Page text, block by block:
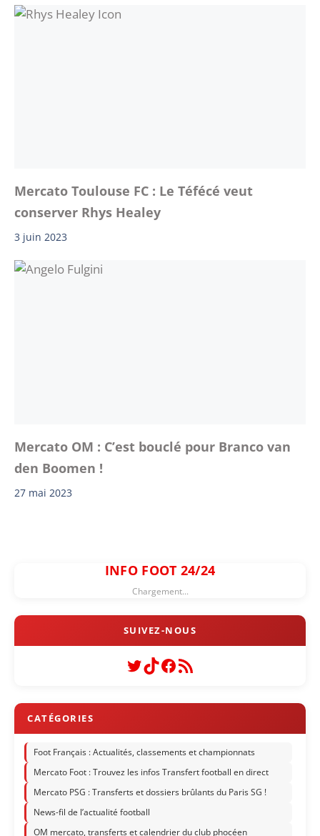
Mercato Toulouse FC : Le Téfécé veut
conserver Rhys Healey
3 juin 2023
Mercato OM : C’est bouclé pour Branco van
den Boomen !
27 mai 2023
INFO FOOT 24/24
Chargement...
Twitter
TikTok
Facebook
Flux RSS
Foot Français : Actualités, classements et championnats
Mercato Foot : Trouvez les infos Transfert football en direct
Mercato PSG : Transferts et dossiers brûlants du Paris SG !
News-fil de l’actualité football
OM mercato, transferts et calendrier du club phocéen